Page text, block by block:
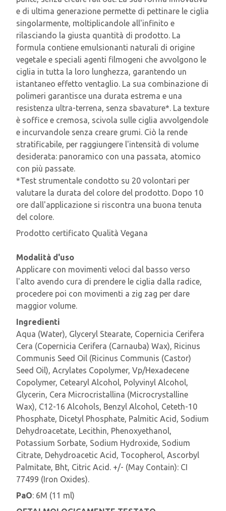
e di ultima generazione permette di pettinare le ciglia
singolarmente, moltiplicandole all'infinito e
rilasciando la giusta quantità di prodotto. La
formula contiene emulsionanti naturali di origine
vegetale e speciali agenti filmogeni che avvolgono le
ciglia in tutta la loro lunghezza, garantendo un
istantaneo effetto ventaglio. La sua combinazione di
polimeri garantisce una durata estrema e una
resistenza ultra-terrena, senza sbavature*. La texture
è soffice e cremosa, scivola sulle ciglia avvolgendole
e incurvandole senza creare grumi. Ciò la rende
stratificabile, per raggiungere l'intensità di volume
desiderata: panoramico con una passata, atomico
con più passate.
*Test strumentale condotto su 20 volontari per
valutare la durata del colore del prodotto. Dopo 10
ore dall'applicazione si riscontra una buona tenuta
del colore.
Prodotto certificato Qualità Vegana
Modalità d'uso
Applicare con movimenti veloci dal basso verso
l'alto avendo cura di prendere le ciglia dalla radice,
procedere poi con movimenti a zig zag per dare
maggior volume.
Ingredienti
Aqua (Water), Glyceryl Stearate, Copernicia Cerifera
Cera (Copernicia Cerifera (Carnauba) Wax), Ricinus
Communis Seed Oil (Ricinus Communis (Castor)
Seed Oil), Acrylates Copolymer, Vp/Hexadecene
Copolymer, Cetearyl Alcohol, Polyvinyl Alcohol,
Glycerin, Cera Microcristallina (Microcrystalline
Wax), C12-16 Alcohols, Benzyl Alcohol, Ceteth-10
Phosphate, Dicetyl Phosphate, Palmitic Acid, Sodium
Dehydroacetate, Lecithin, Phenoxyethanol,
Potassium Sorbate, Sodium Hydroxide, Sodium
Citrate, Dehydroacetic Acid, Tocopherol, Ascorbyl
Palmitate, Bht, Citric Acid. +/- (May Contain): CI
77499 (Iron Oxides).
PaO: 6M (11 ml)